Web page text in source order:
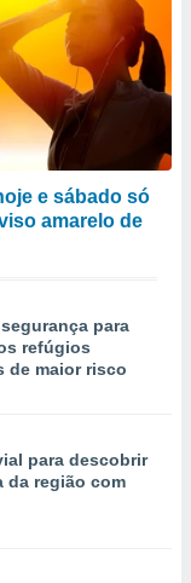
e sábado só
amarelo de
para
refúgios
de maior risco
para descobrir
da região com